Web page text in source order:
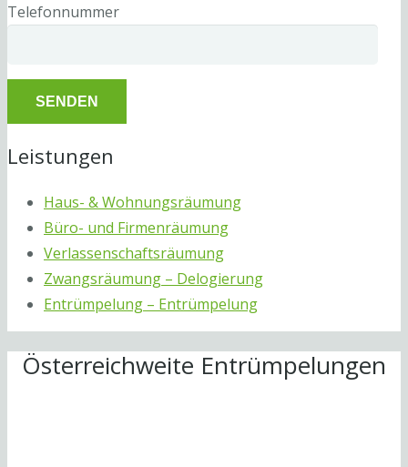
Telefonnummer
Leistungen
Haus- & Wohnungsräumung
Büro- und Firmenräumung
Verlassenschaftsräumung
Zwangsräumung – Delogierung
Entrümpelung – Entrümpelung
Österreichweite Entrümpelungen